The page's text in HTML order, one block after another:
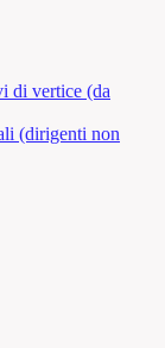
di vertice (da
(dirigenti non